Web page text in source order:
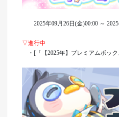
2025年09月26日(金)00:00 ～ 2025
▽進行中
・[「【2025年】プレミアムボッ